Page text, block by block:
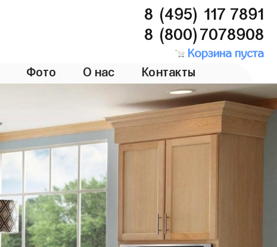
8 (495) 117 7891
8 (800)7078908
Корзина пуста
Фото О нас Контакты